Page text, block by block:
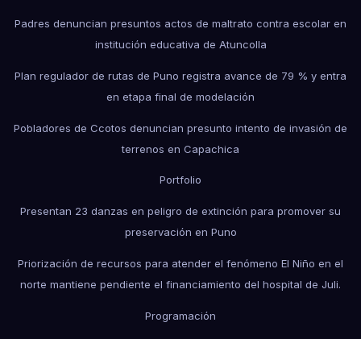
Padres denuncian presuntos actos de maltrato contra escolar en
institución educativa de Atuncolla
Plan regulador de rutas de Puno registra avance de 79 % y entra
en etapa final de modelación
Pobladores de Ccotos denuncian presunto intento de invasión de
terrenos en Capachica
Portfolio
Presentan 23 danzas en peligro de extinción para promover su
preservación en Puno
Priorización de recursos para atender el fenómeno El Niño en el
norte mantiene pendiente el financiamiento del hospital de Juli.
Programación